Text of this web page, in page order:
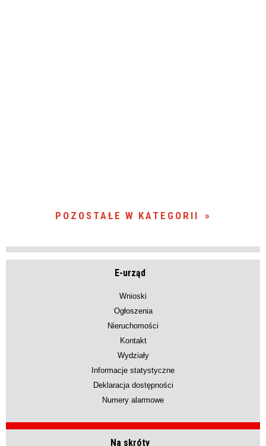
POZOSTAŁE W KATEGORII
E-urząd
Wnioski
Ogłoszenia
Nieruchomości
Kontakt
Wydziały
Informacje statystyczne
Deklaracja dostępności
Numery alarmowe
Na skróty